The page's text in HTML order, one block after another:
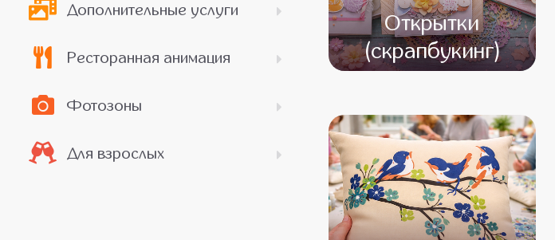
Дополнительные услуги
Ресторанная анимация
Фотозоны
Для взрослых
Открытки
(скрапбукинг)